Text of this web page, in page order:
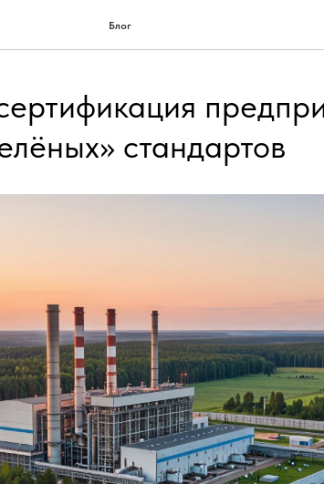
Блог
стандартов